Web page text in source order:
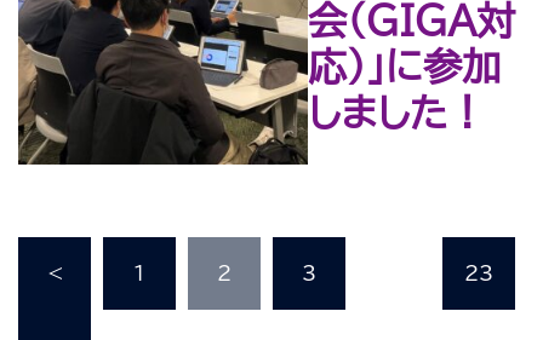
会（ＧＩＧＡ対
応）」に参加
しました！
< 1 2 3 23